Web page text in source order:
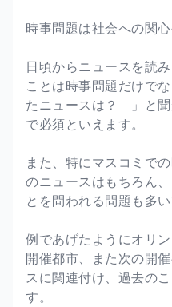
時事問題は社会への関
日頃からニュースを読
ことは時事問題だけで
たニュースは？ 」と
で必須といえます。
また、特にマスコミで
のニュースはもちろん
とを問われる問題も多い
例であげたようにオリ
開催都市、また次の開
スに関連付け、過去の
す。